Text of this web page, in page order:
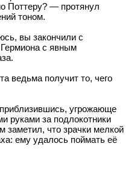
Поттеру? — протянул
тоном.
вы закончили с
с явным
ведьма получит то, чего
угрожающе
руками за подлокотники
заметил, что зрачки мелкой
ему удалось поймать её